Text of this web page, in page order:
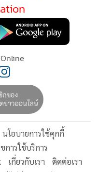
งเข้าร่วมแคมเปญส่งเสริม
ภาระต้นทุนถูกผลักกลับ
ผู้ประกอบการรายย่อย
รรมเนียมยังปรับเพิ่มต่อไป
การปรับขึ้นราคาสินค้า หรือ
ระทบต่อการแข่งขันของ
ยเล็กจะอยู่รอดได้ยากขึ้น
มารถในการแข่งขัน
งสร้าง
นโยบายการใช้คุกกี้
การใช้บริการ
เกี่ยวกับเรา ติดต่อเรา